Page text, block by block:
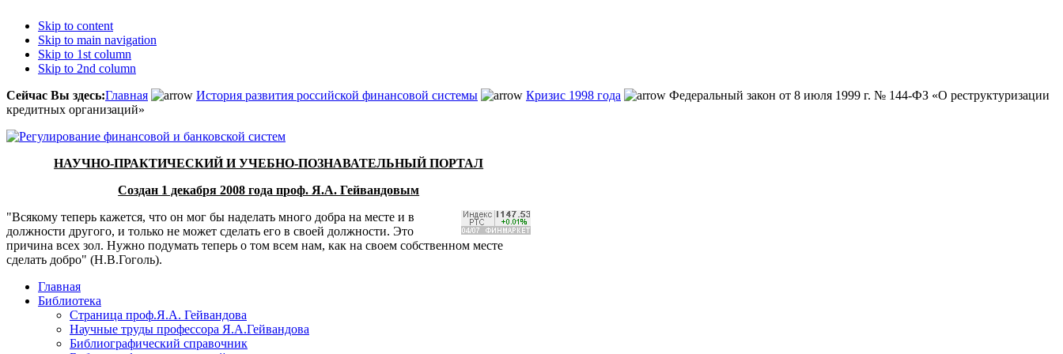
Skip to content
Skip to main navigation
Skip to 1st column
Skip to 2nd column
Сейчас Вы здесь:Главная История развития российской финансовой системы Кризис 1998 года
Федеральный закон от 8 июля 1999 г. № 144-ФЗ «О реструктуризации
кредитных организаций»
НАУЧНО-ПРАКТИЧЕСКИЙ И УЧЕБНО-ПОЗНАВАТЕЛЬНЫЙ ПОРТАЛ
Создан 1 декабря 2008 года проф. Я.А. Гейвандовым
"Всякому теперь кажется, что он мог бы наделать много добра на месте и в
должности другого, и только не может сделать его в своей должности. Это
причина всех зол. Нужно подумать теперь о том всем нам, как на своем собственном месте
сделать добро" (Н.В.Гоголь).
Главная
Библиотека
Страница проф.Я.А. Гейвандова
Научные труды профессора Я.А.Гейвандова
Библиографический справочник